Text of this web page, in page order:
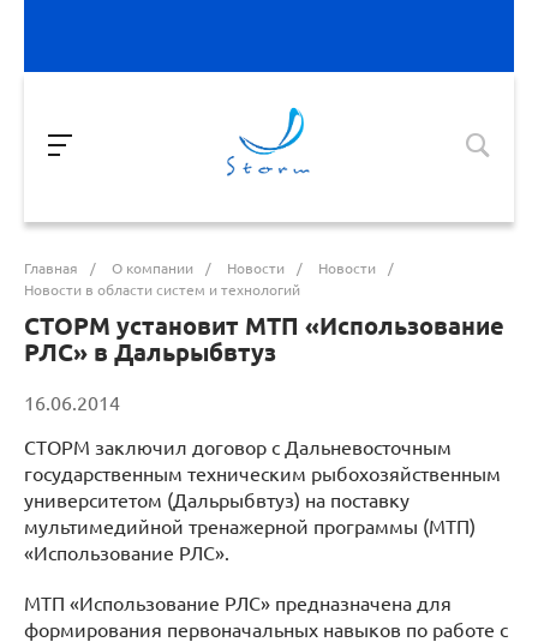
Главная / О компании / Новости / Новости
/
Новости в области систем и технологий
СТОРМ установит МТП «Использование
РЛС» в Дальрыбвтуз
16.06.2014
СТОРМ заключил договор с Дальневосточным
государственным техническим рыбохозяйственным
университетом (Дальрыбвтуз) на поставку
мультимедийной тренажерной программы (МТП)
«Использование РЛС».
МТП «Использование РЛС» предназначена для
формирования первоначальных навыков по работе с